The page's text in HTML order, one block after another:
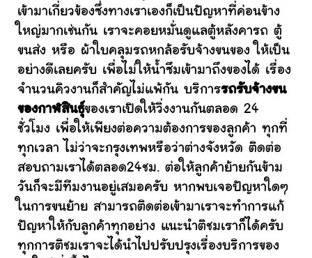
เข้ามาเกี่ยวข้องซึ่งทางเราเองก็เป็นปัญหาที่ค่อนข้าง
ใหญ่มากเช่นกัน เราจะคอยหมั่นดูแลตู้หลังคารถ ตู้
ขนส่ง หรือ ผ้าใบคลุมรถหกล้อรับจ้างขนของ ให้เป็น
อย่างดีเลยครับ เพื่อไม่ให้น้ำซึมเข้ามาถึงของได้ เรื่อง
จำนวนคิวงานก็สำคัญไม่แพ้กัน บริการรถรับจ้างขน
ของกาฬสินธุ์ของเราเปิดให้วิ่งงานกันตลอด 24
ชั่วโมง เพื่อให้เพียงต่อความต้องการของลูกค้า ทุกที่
ทุกเวลา ไม่ว่าจะกรุงเทพหรือว่าต่างจังหวัด ติดต่อ
สอบถามเราได้ตลอด24ชม. ต่อให้ลูกค้าย้ายกันข้าม
วันก็จะมีทีมงานอยู่เสมอครับ หากพบเจอปัญหาใดๆ
ในการขนย้าย สามารถติดต่อเข้ามาเราจะทำการแก้
ปัญหาให้กับลูกค้าทุกอย่าง แนะนำติชมเราก็ได้ครับ
ทุกการติชมเราจะได้นำไปปรับปรุงเรื่องบริการของ